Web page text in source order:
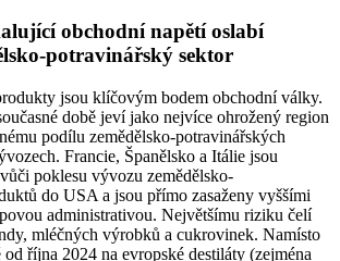
obchodní napětí oslabí
potravinářský sektor
jsou klíčovým bodem obchodní války.
době jeví jako nejvíce ohrožený region
podílu zemědělsko-potravinářských
Francie, Španělsko a Itálie jsou
poklesu vývozu zemědělsko-
do USA a jsou přímo zasaženy vyššími
administrativou. Největšímu riziku čelí
mléčných výrobků a cukrovinek. Namísto
října 2024 na evropské destiláty (zejména